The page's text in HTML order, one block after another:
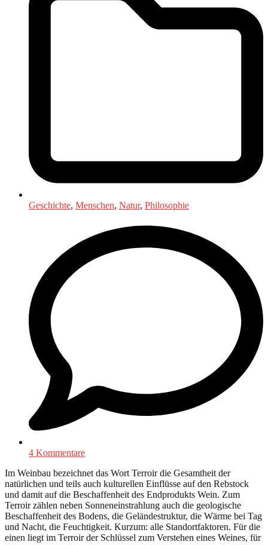
Geschichte, Menschen, Natur, Philosophie
4 Kommentare
Im Weinbau bezeichnet das Wort Terroir die Gesamtheit der
natürlichen und teils auch kulturellen Einflüsse auf den Rebstock
und damit auf die Beschaffenheit des Endprodukts Wein. Zum
Terroir zählen neben Sonneneinstrahlung auch die geologische
Beschaffenheit des Bodens, die Geländestruktur, die Wärme bei Tag
und Nacht, die Feuchtigkeit. Kurzum: alle Standortfaktoren. Für die
einen liegt im Terroir der Schlüssel zum Verstehen eines Weines, für